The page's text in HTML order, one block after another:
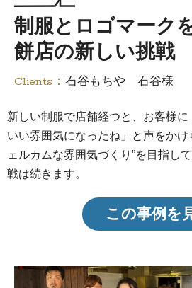
制服とロゴマーク
餅店の新しい挑戦
Clients： 石谷もちや 石谷様
新しい制服で店舗経つと、お客様に
いい雰囲気になったね」と声をかけ
ェルカムな雰囲気づくり”を目指し
戦は続きます。
この事例を